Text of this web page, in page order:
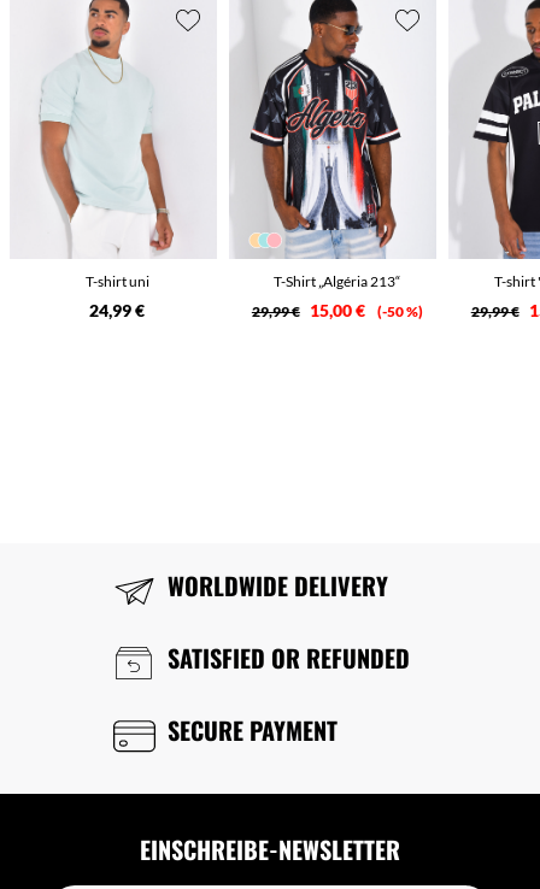
T-shirt uni
24,99 €
T-Shirt „Algéria 213“
29,99 €
15,00 € -50 %
T-shirt
29,99 €
WORLDWIDE DELIVERY
SATISFIED OR REFUNDED
SECURE PAYMENT
EINSCHREIBE-NEWSLETTER